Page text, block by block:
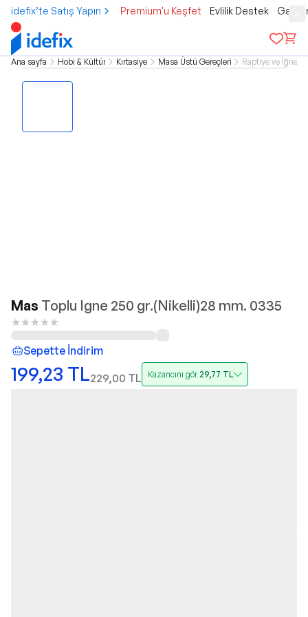
idefix’te Satış Yapın Premium'u Keşfet Evlilik Destek
Ana sayfa Hobi & Kültür Kırtasiye Masa Üstü Gereçleri Raptiye ve İğne
Mas Toplu Igne 250 gr.(Nikelli)28 mm. 0335
Sepette İndirim
199,23 TL229,00 TL Kazancını gör29,77 TL